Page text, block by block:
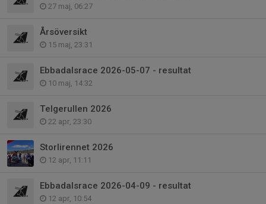
27 maj, 06:27
Årsöversikt
15 maj, 23:31
Ebbadalsrace 2026-05-07 - resultat
10 maj, 14:32
Telgerullen 2026
22 apr, 23:30
Storlirennet 2026
12 apr, 11:11
Ebbadalsrace 2026-04-09 - resultat
12 apr, 10:54